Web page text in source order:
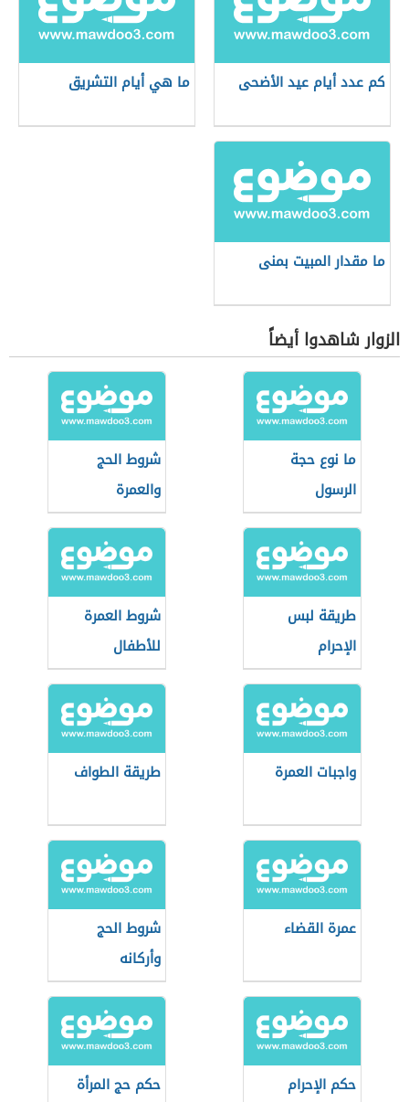
كم عدد أيام عيد الأضحى ما هي أيام التشريق
ما مقدار المبيت بمنى
الزوار شاهدوا أيضاً
ما نوع حجة
الرسول
شروط الحج
والعمرة
طريقة لبس
الإحرام
شروط العمرة
للأطفال
واجبات العمرة طريقة الطواف
عمرة القضاء
شروط الحج
وأركانه
حكم الإحرام
حكم حج المرأة